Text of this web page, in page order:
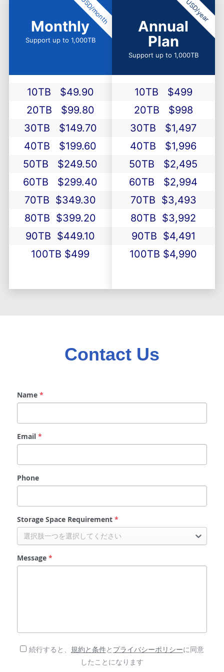
Monthly
Support up to 1,000TB
10TB
$49.90
20TB
$99.80
30TB
$149.70
40TB
$199.60
50TB
$249.50
60TB
$299.40
70TB $349.30
80TB $399.20
90TB $449.10
100TB $499
USD/month
Annual
Plan
Support up to 1,000TB
10TB
$499
20TB
$998
30TB
$1,497
40TB
$1,996
50TB
$2,495
60TB
$2,994
70TB $3,493
80TB $3,992
90TB $4,491
100TB $4,990
USD/year
Contact Us
Name*
Email*
Phone
Storage Space Requirement*
選択肢一つを選択してください
Message*
続行すると、 規約と条件と プライバシーポリシーに同意
したことになります